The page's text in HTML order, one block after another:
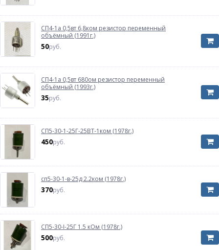
СП4-1а 0,5вт 6,8ком резистор переменный
объёмный (1991г.)
50руб.
СП4-1а 0,5вт 680ом резистор переменный
объёмный (1993г.)
35руб.
СП5-30-1-25Г-25ВТ-1ком (1978г.)
450руб.
сп5-30-1-в-25д 2.2ком (1978г.)
370руб.
СП5-30-I-25Г 1.5 кОм (1978г.)
500руб.